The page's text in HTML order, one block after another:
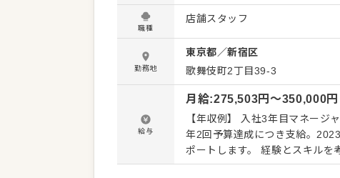
グループ企業。確固たる経営基
くて3カ月で店長になる方もいます。 →→入社後の流れ→→ いきなり店頭に立つの
入社後1～2日は、模擬厨房を併
す。慣れてから実際の店に入る
て、距離が近い分、相談しやす
楽しくするに限る」面々ばかりです。 【具体的には…】 ・お席へのご案内、オ
レジ対応など接客全般 ・ドリン
での調理業務 ・食材の仕入れや在庫
合わせた業務からお任せします
安心してスタートできる環境で
職種
店舗スタッフ
勤務地
東京都／新宿区
歌舞伎町2丁目39-3
給与
月給:275,503円〜350,000円
【年収例】 入社3年目マネージ
年2回予算達成につき支給。
ポートします。 経験とスキルを考慮して経験します。
（その間の待遇変動なし）